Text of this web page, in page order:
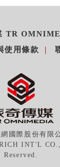
TR
使用條款
國際股份有限
INT'L
Reserved.